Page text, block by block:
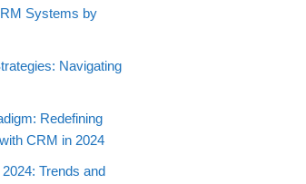
Systems by
Navigating
Redefining
CRM in 2024
Trends and